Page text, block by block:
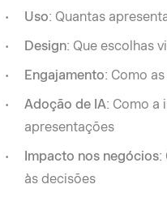
Uso: Quantas
Design: Que escolhas
Engajamento: Como
Adoção de IA: Como a
apresentações
Impacto nos negócios:
às decisões